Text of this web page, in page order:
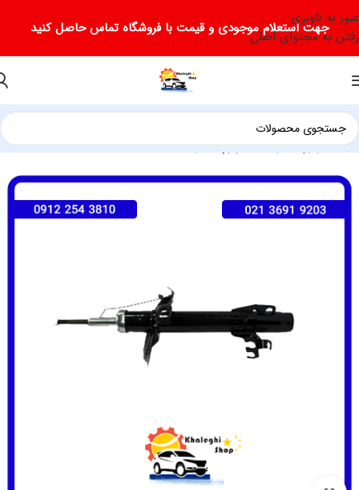
عبور به ناوبری
رفتن به محتوای اصلی
جهت استعلام موجودی و قیمت با فروشگاه تماس حاصل کنید
خانه لوازم یدکی جک لوازم یدکی جک J5